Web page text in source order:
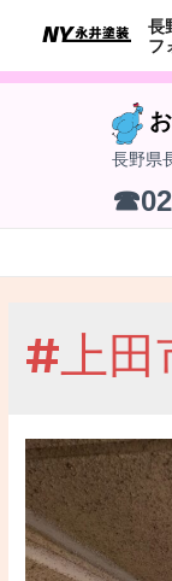
テ
長
フ
お
長野県
#上田